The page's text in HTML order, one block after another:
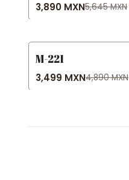
3,890 MXN5,645 MXN
-28% OFF
M-221
3,499 MXN4,890 MXN